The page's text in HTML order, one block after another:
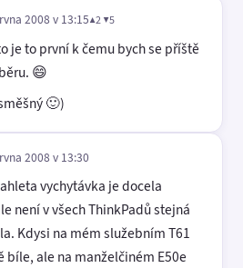
2008 v 13:15▲2 ▼5
je to první k čemu bych se příště
😄
🙂)
2008 v 13:30
vychytávka je docela
není v všech ThinkPadů stejná
Kdysi na mém služebním T61
ale na manželčiném E50e